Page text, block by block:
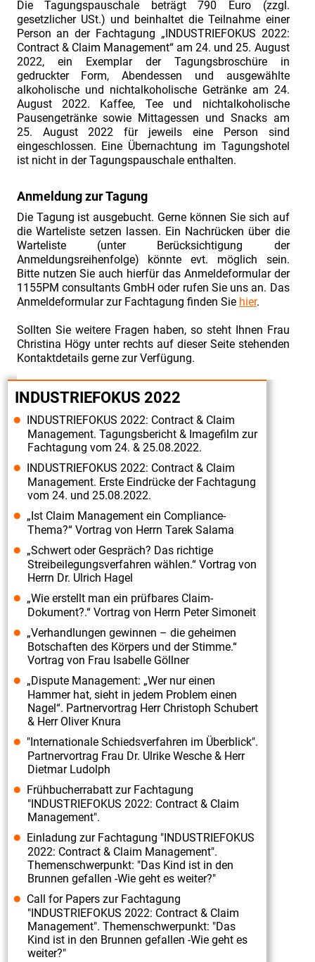
Die Tagungspauschale beträgt 790 Euro (zzgl.
gesetzlicher USt.) und beinhaltet die Teilnahme einer
Person an der Fachtagung „INDUSTRIEFOKUS 2022:
Contract & Claim Management“ am 24. und 25. August
2022, ein Exemplar der Tagungsbroschüre in
gedruckter Form, Abendessen und ausgewählte
alkoholische und nichtalkoholische Getränke am 24.
August 2022. Kaffee, Tee und nichtalkoholische
Pausengetränke sowie Mittagessen und Snacks am
25. August 2022 für jeweils eine Person sind
eingeschlossen. Eine Übernachtung im Tagungshotel
ist nicht in der Tagungspauschale enthalten.
Anmeldung zur Tagung
Die Tagung ist ausgebucht. Gerne können Sie sich auf
die Warteliste setzen lassen. Ein Nachrücken über die
Warteliste (unter Berücksichtigung der
Anmeldungsreihenfolge) könnte evt. möglich sein.
Bitte nutzen Sie auch hierfür das Anmeldeformular der
1155PM consultants GmbH oder rufen Sie uns an. Das
Anmeldeformular zur Fachtagung finden Sie hier.
Sollten Sie weitere Fragen haben, so steht Ihnen Frau
Christina Högy unter rechts auf dieser Seite stehenden
Kontaktdetails gerne zur Verfügung.
INDUSTRIEFOKUS 2022
INDUSTRIEFOKUS 2022: Contract & Claim
Management. Tagungsbericht & Imagefilm zur
Fachtagung vom 24. & 25.08.2022.
INDUSTRIEFOKUS 2022: Contract & Claim
Management. Erste Eindrücke der Fachtagung
vom 24. und 25.08.2022.
„Ist Claim Management ein Compliance-
Thema?“ Vortrag von Herrn Tarek Salama
„Schwert oder Gespräch? Das richtige
Streibeilegungsverfahren wählen.“ Vortrag von
Herrn Dr. Ulrich Hagel
„Wie erstellt man ein prüfbares Claim-
Dokument?.“ Vortrag von Herrn Peter Simoneit
„Verhandlungen gewinnen – die geheimen
Botschaften des Körpers und der Stimme.“
Vortrag von Frau Isabelle Göllner
„Dispute Management: „Wer nur einen
Hammer hat, sieht in jedem Problem einen
Nagel“. Partnervortrag Herr Christoph Schubert
& Herr Oliver Knura
"Internationale Schiedsverfahren im Überblick".
Partnervortrag Frau Dr. Ulrike Wesche & Herr
Dietmar Ludolph
Frühbucherrabatt zur Fachtagung
"INDUSTRIEFOKUS 2022: Contract & Claim
Management".
Einladung zur Fachtagung "INDUSTRIEFOKUS
2022: Contract & Claim Management".
Themenschwerpunkt: "Das Kind ist in den
Brunnen gefallen -Wie geht es weiter?"
Call for Papers zur Fachtagung
"INDUSTRIEFOKUS 2022: Contract & Claim
Management". Themenschwerpunkt: "Das
Kind ist in den Brunnen gefallen -Wie geht es
weiter?"
„Industriefokus
2019:
Contract
&
Claim
Management“
am
02./
03.07.2019".
Fachreferent
Herr
Florian
Cahn
Fachtagung
„Industriefokus
2019:
Contract
&
Claim
Management“
am
02./
03.07.2019".
Vorstellung
Fachreferent
Herr
Dr.
Ulrich
Hagel
Fachtagung
„Industriefokus
2019:
Contract
&
Claim
Management“
am
02./
03.07.2019".
Vorstellung
Fachreferent
Herr
Jürgen
Scheidt
Fachtagung
„Industriefokus
2019:
Contract